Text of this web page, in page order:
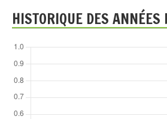
HISTORIQUE DES ANNÉES